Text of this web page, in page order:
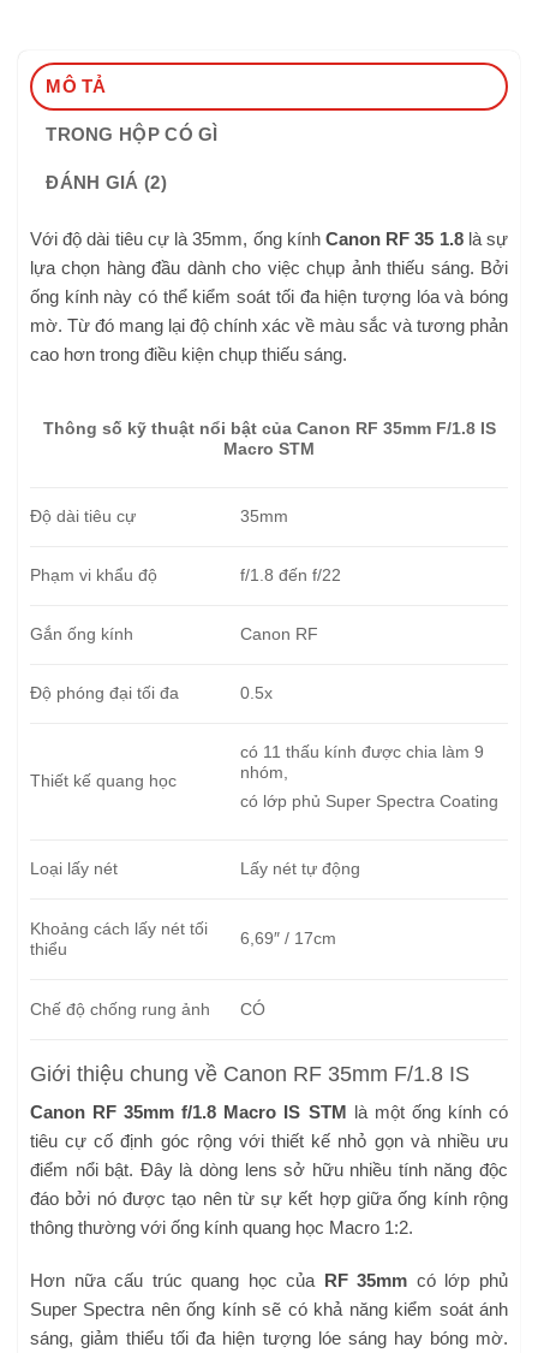
MÔ TẢ
TRONG HỘP CÓ GÌ
ĐÁNH GIÁ (2)
Với độ dài tiêu cự là 35mm, ống kính Canon RF 35 1.8là sự
lựa chọn hàng đầu dành cho việc chụp ảnh thiếu sáng. Bởi
ống kính này có thể kiểm soát tối đa hiện tượng lóa và bóng
mờ. Từ đó mang lại độ chính xác về màu sắc và tương phản
cao hơn trong điều kiện chụp thiếu sáng.
Thông số kỹ thuật nổi bật của Canon RF 35mm F/1.8 IS
Macro STM
Độ dài tiêu cự 35mm
Phạm vi khẩu độ f/1.8 đến f/22
Gắn ống kính Canon RF
Độ phóng đại tối đa 0.5x
Thiết kế quang học
có 11 thấu kính được chia làm 9
nhóm,
có lớp phủ Super Spectra Coating
Loại lấy nét Lấy nét tự động
Khoảng cách lấy nét tối
thiểu
6,69″ / 17cm
Chế độ chống rung ảnh CÓ
Giới thiệu chung về Canon RF 35mm F/1.8 IS
Canon RF 35mm f/1.8 Macro IS STM là một ống kính có
tiêu cự cố định góc rộng với thiết kế nhỏ gọn và nhiều ưu
điểm nổi bật. Đây là dòng lens sở hữu nhiều tính năng độc
đáo bởi nó được tạo nên từ sự kết hợp giữa ống kính rộng
thông thường với ống kính quang học Macro 1:2.
Hơn nữa cấu trúc quang học của RF 35mm có lớp phủ
Super Spectra nên ống kính sẽ có khả năng kiểm soát ánh
sáng, giảm thiểu tối đa hiện tượng lóe sáng hay bóng mờ.